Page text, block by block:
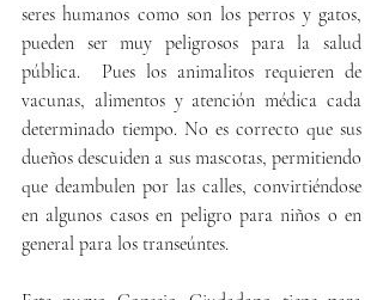
seres humanos como son los perros y gatos,
pueden ser muy peligrosos para la salud
pública.  Pues los animalitos requieren de
vacunas, alimentos y atención médica cada
determinado tiempo. No es correcto que sus
dueños descuiden a sus mascotas, permitiendo
que deambulen por las calles, convirtiéndose
en algunos casos en peligro para niños o en
general para los transeúntes.